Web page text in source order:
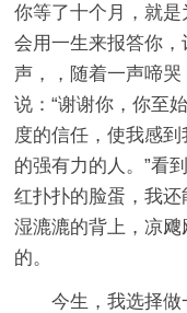
你等了十个月，就
会用一生来报答你
声，，随着一声啼
说：“谢谢你，你至
度的信任，使我感
的强有力的人。”看
红扑扑的脸蛋，我
湿漉漉的背上，凉
的。
今生，我选择